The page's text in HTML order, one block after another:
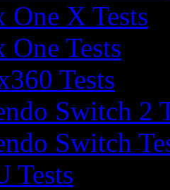
One X Tests
One Tests
Tests
Switch 2
Switch
Tests